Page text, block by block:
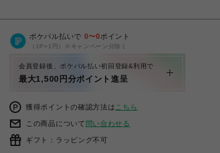
ポケパル払いで 0〜0ポイント
（1P=1円）※キャンペーン分除く
会員登録後、ポケパル払い初回登録&利用で
最大1,500円分ポイント進呈
獲得ポイントの確認方法はこちら
この商品について 問い合わせる
ギフト：ラッピング不可